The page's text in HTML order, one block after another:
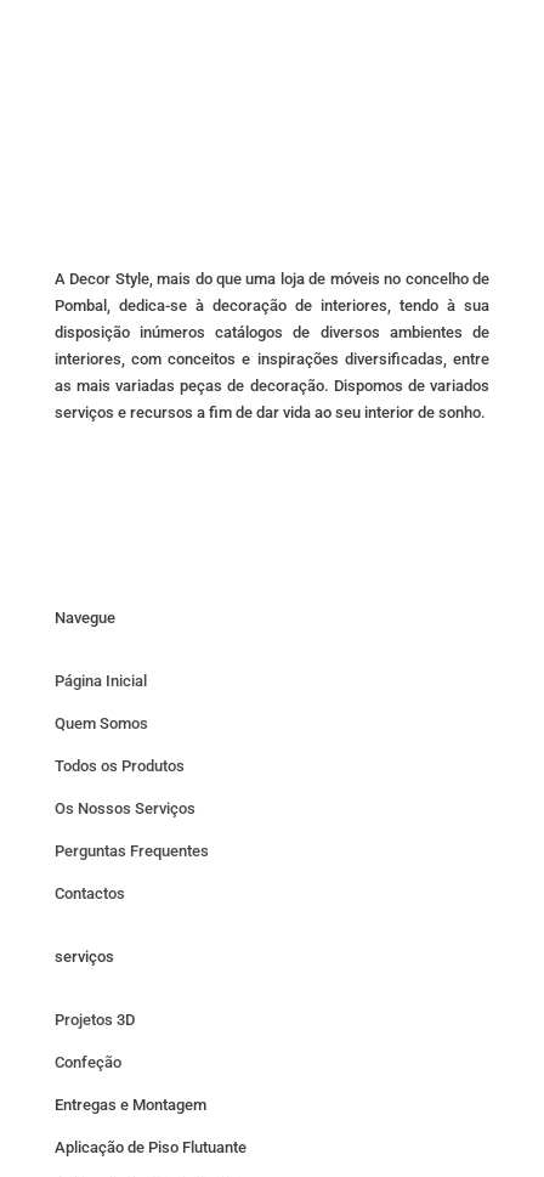
A Decor Style, mais do que uma loja de móveis no concelho de
Pombal, dedica-se à decoração de interiores, tendo à sua
disposição inúmeros catálogos de diversos ambientes de
interiores, com conceitos e inspirações diversificadas, entre
as mais variadas peças de decoração. Dispomos de variados
serviços e recursos a fim de dar vida ao seu interior de sonho.
Navegue
Página Inicial
Quem Somos
Todos os Produtos
Os Nossos Serviços
Perguntas Frequentes
Contactos
serviços
Projetos 3D
Confeção
Entregas e Montagem
Aplicação de Piso Flutuante